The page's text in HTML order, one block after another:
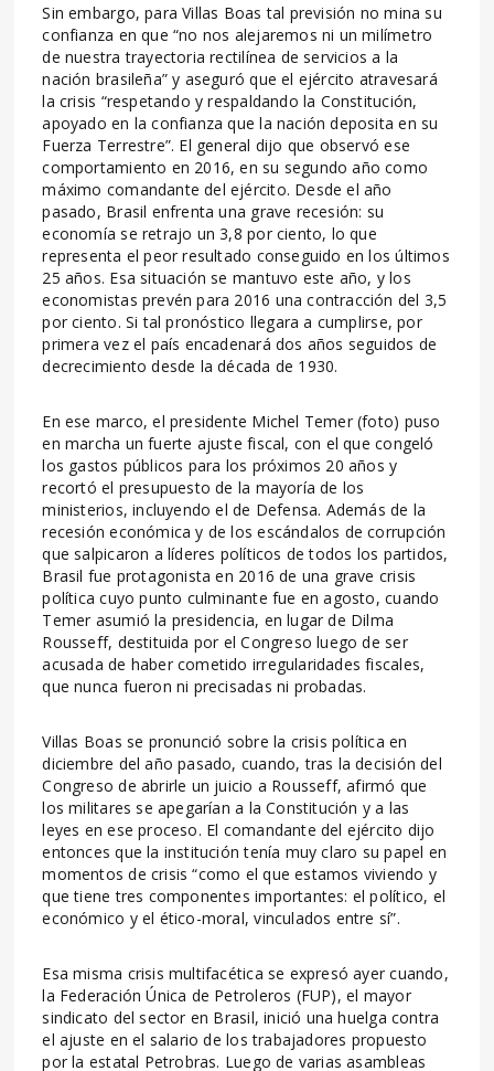
Sin embargo, para Villas Boas tal previsión no mina su
confianza en que “no nos alejaremos ni un milímetro
de nuestra trayectoria rectilínea de servicios a la
nación brasileña” y aseguró que el ejército atravesará
la crisis “respetando y respaldando la Constitución,
apoyado en la confianza que la nación deposita en su
Fuerza Terrestre”. El general dijo que observó ese
comportamiento en 2016, en su segundo año como
máximo comandante del ejército. Desde el año
pasado, Brasil enfrenta una grave recesión: su
economía se retrajo un 3,8 por ciento, lo que
representa el peor resultado conseguido en los últimos
25 años. Esa situación se mantuvo este año, y los
economistas prevén para 2016 una contracción del 3,5
por ciento. Si tal pronóstico llegara a cumplirse, por
primera vez el país encadenará dos años seguidos de
decrecimiento desde la década de 1930.
En ese marco, el presidente Michel Temer (foto) puso
en marcha un fuerte ajuste fiscal, con el que congeló
los gastos públicos para los próximos 20 años y
recortó el presupuesto de la mayoría de los
ministerios, incluyendo el de Defensa. Además de la
recesión económica y de los escándalos de corrupción
que salpicaron a líderes políticos de todos los partidos,
Brasil fue protagonista en 2016 de una grave crisis
política cuyo punto culminante fue en agosto, cuando
Temer asumió la presidencia, en lugar de Dilma
Rousseff, destituida por el Congreso luego de ser
acusada de haber cometido irregularidades fiscales,
que nunca fueron ni precisadas ni probadas.
Villas Boas se pronunció sobre la crisis política en
diciembre del año pasado, cuando, tras la decisión del
Congreso de abrirle un juicio a Rousseff, afirmó que
los militares se apegarían a la Constitución y a las
leyes en ese proceso. El comandante del ejército dijo
entonces que la institución tenía muy claro su papel en
momentos de crisis “como el que estamos viviendo y
que tiene tres componentes importantes: el político, el
económico y el ético-moral, vinculados entre sí”.
Esa misma crisis multifacética se expresó ayer cuando,
la Federación Única de Petroleros (FUP), el mayor
sindicato del sector en Brasil, inició una huelga contra
el ajuste en el salario de los trabajadores propuesto
por la estatal Petrobras. Luego de varias asambleas